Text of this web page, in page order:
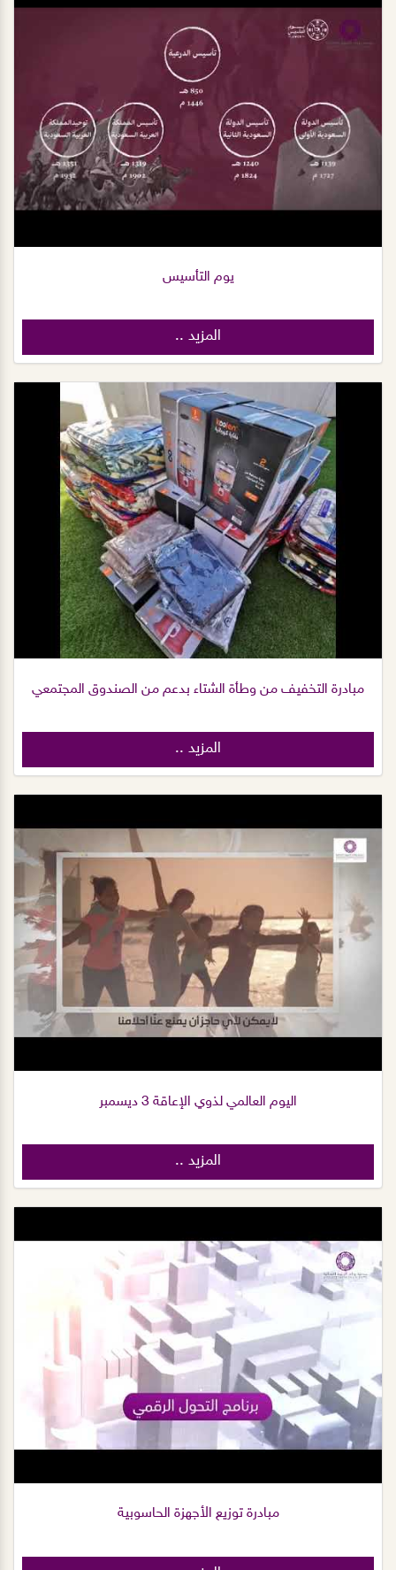
يوم التأسيس
المزيد ..
مبادرة التخفيف من وطأة الشتاء بدعم من الصندوق المجتمعي
المزيد ..
اليوم العالمي لذوي الإعاقة 3 ديسمبر
المزيد ..
مبادرة توزيع الأجهزة الحاسوبية